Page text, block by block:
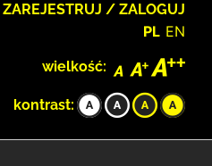
ZAREJESTRUJ / ZALOGUJ
PL EN
wielkość:
kontrast: